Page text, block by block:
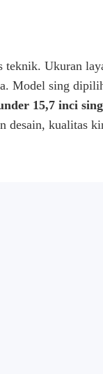
teknik. Ukuran
Model sing
15,7 inci
desain, kualitas